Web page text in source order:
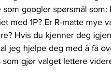
som googler spørsmål
med 1P? Er R-matte mye
Hvis du kjenner deg
jeg hjelpe deg med å få
gjør valget lettere